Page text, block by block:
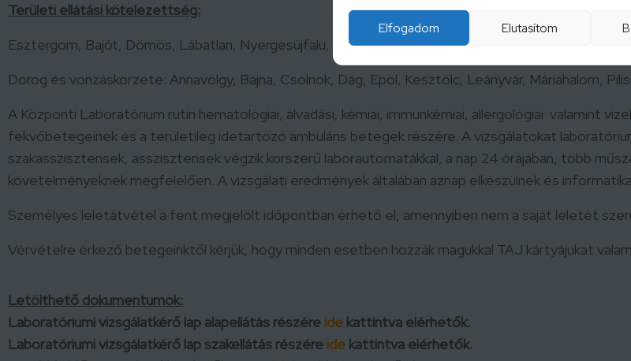
Elfogadom Elutasítom
Területi ellátási kötelezettség:
Esztergom, Bajót, Dömös, Lábatlan, Nyergesújfalu, Mogyorósbánya, Pilismarót, Süttő, Tát
Dorog és vonzáskörzete: Annavölgy, Bajna, Csolnok, Dág, Epöl, Kesztölc, Leányvár, Máriahalom,
A Központi Laboratórium rutin hematológiai, alvadási, kémiai, immunkémiai, allergológiai valamint
fekvőbetegeinek és a területileg idetartozó ambuláns betegek részére. A vizsgálatokat
szakasszisztensek, asszisztensek végzik korszerű laborautomatákkal, a nap 24 órájában, több
követelményeknek megfelelően. A vizsgálati eredmények általában aznap elkészülnek és
Személyes leletátvétel a fent megjelölt időpontban érhető el, amennyiben nem a saját leletét
Vérvételre érkező betegeinktől kérjük, hogy minden esetben hozzák magukkal TAJ kártyájukat
Letölthető dokumentumok:
Laboratóriumi vizsgálatkérő lap alapellátás részére ide kattintva elérhetők.
Laboratóriumi vizsgálatkérő lap szakellátás részére ide kattintva elérhetők.